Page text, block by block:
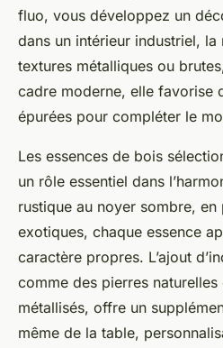
fluo, vous développez un
dans un intérieur industriel,
textures métalliques ou
cadre moderne, elle favorise
épurées pour compléter le
Les essences de bois
un rôle essentiel dans
rustique au noyer sombre,
exotiques, chaque essence
caractère propres. L’ajout
comme des pierres
métallisés, offre un
même de la table,